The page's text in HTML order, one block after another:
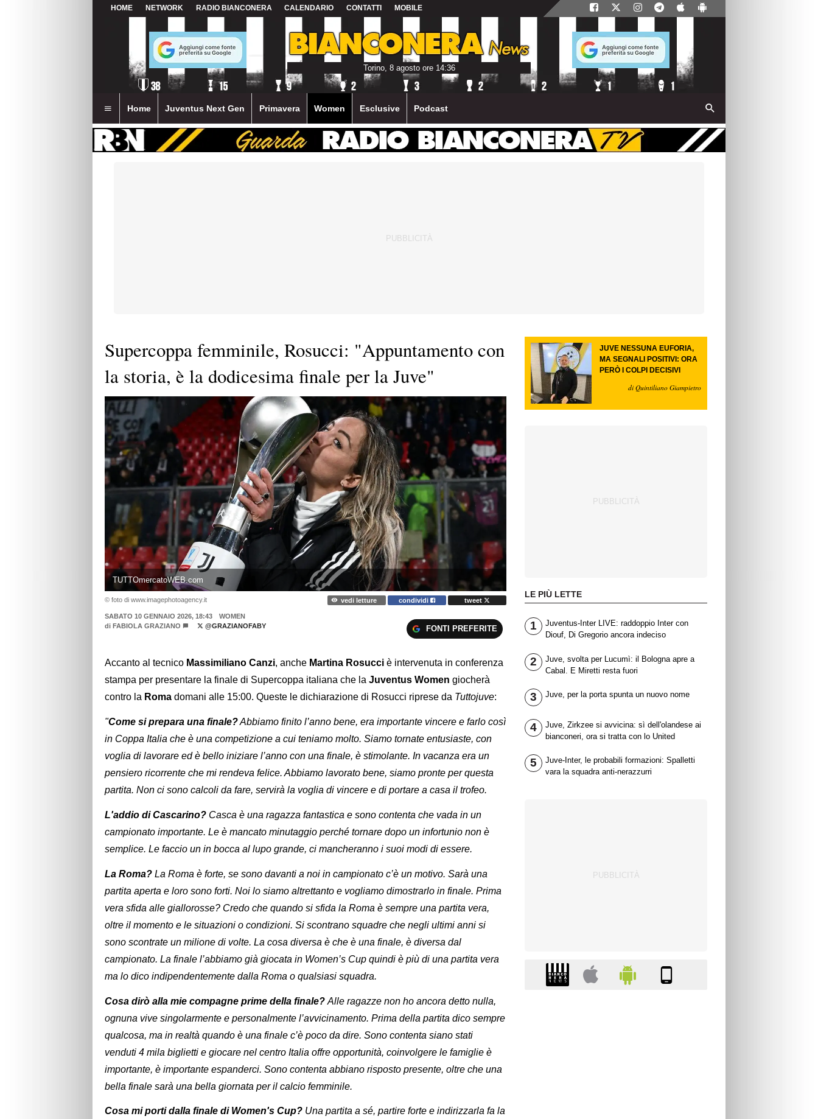
HOME NETWORK RADIO BIANCONERA CALENDARIO CONTATTI MOBILE
Torino, 8 agosto ore 14:36
Home Juventus Next Gen Primavera Women Esclusive Podcast
Supercoppa femminile, Rosucci: "Appuntamento con
la storia, è la dodicesima finale per la Juve"
TUTTOmercatoWEB.com
© foto di www.imagephotoagency.it vedi letture condividi tweet
SABATO 10 GENNAIO 2026, 18:43
WOMEN
di FABIOLA GRAZIANO @GRAZIANOFABY FONTI PREFERITE
Accanto al tecnico Massimiliano Canzi, anche Martina Rosucci è intervenuta in conferenza
stampa per presentare la finale di Supercoppa italiana che la Juventus Women giocherà
contro la Roma domani alle 15:00. Queste le dichiarazione di Rosucci riprese da Tuttojuve:
"Come si prepara una finale?Abbiamo finito l’anno bene, era importante vincere e farlo così
in Coppa Italia che è una competizione a cui teniamo molto. Siamo tornate entusiaste, con
voglia di lavorare ed è bello iniziare l’anno con una finale, è stimolante. In vacanza era un
pensiero ricorrente che mi rendeva felice. Abbiamo lavorato bene, siamo pronte per questa
partita. Non ci sono calcoli da fare, servirà la voglia di vincere e di portare a casa il trofeo.
L'addio di Cascarino? Casca è una ragazza fantastica e sono contenta che vada in un
campionato importante. Le è mancato minutaggio perché tornare dopo un infortunio non è
semplice. Le faccio un in bocca al lupo grande, ci mancheranno i suoi modi di essere.
La Roma? La Roma è forte, se sono davanti a noi in campionato c’è un motivo. Sarà una
partita aperta e loro sono forti. Noi lo siamo altrettanto e vogliamo dimostrarlo in finale. Prima
vera sfida alle giallorosse? Credo che quando si sfida la Roma è sempre una partita vera,
oltre il momento e le situazioni o condizioni. Si scontrano squadre che negli ultimi anni si
sono scontrate un milione di volte. La cosa diversa è che è una finale, è diversa dal
campionato. La finale l’abbiamo già giocata in Women’s Cup quindi è più di una partita vera
ma lo dico indipendentemente dalla Roma o qualsiasi squadra.
Cosa dirò alla mie compagne prime della finale? Alle ragazze non ho ancora detto nulla,
ognuna vive singolarmente e personalmente l’avvicinamento. Prima della partita dico sempre
qualcosa, ma in realtà quando è una finale c’è poco da dire. Sono contenta siano stati
venduti 4 mila biglietti e giocare nel centro Italia offre opportunità, coinvolgere le famiglie è
importante, è importante espanderci. Sono contenta abbiano risposto presente, oltre che una
bella finale sarà una bella giornata per il calcio femminile.
Cosa mi porti dalla finale di Women's Cup? Una partita a sé, partire forte e indirizzarla fa la
JUVE NESSUNA EUFORIA,
MA SEGNALI POSITIVI: ORA
PERÒ I COLPI DECISIVI
di Quintiliano Giampietro
LE PIÙ LETTE
1
Juventus-Inter LIVE: raddoppio Inter con
Diouf, Di Gregorio ancora indeciso
2
Juve, svolta per Lucumì: il Bologna apre a
Cabal. E Miretti resta fuori
3 Juve, per la porta spunta un nuovo nome
4
Juve, Zirkzee si avvicina: sì dell'olandese ai
bianconeri, ora si tratta con lo United
5
Juve-Inter, le probabili formazioni: Spalletti
vara la squadra anti-nerazzurri